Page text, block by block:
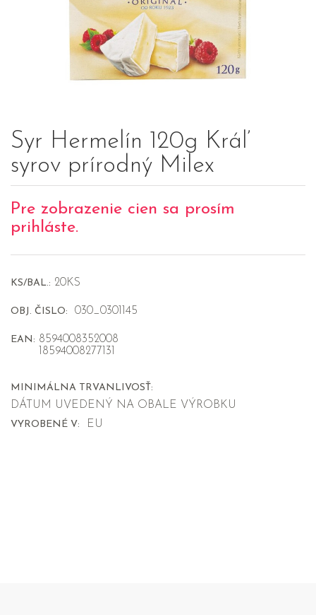
Syr Hermelín 120g Kráľ
syrov prírodný Milex
Pre zobrazenie cien sa prosím
prihláste.
KS/BAL.: 20KS
OBJ. ČISLO: 030_0301145
EAN: 8594008352008
18594008277131
MINIMÁLNA TRVANLIVOSŤ:
DÁTUM UVEDENÝ NA OBALE VÝROBKU
VYROBENÉ V: EU